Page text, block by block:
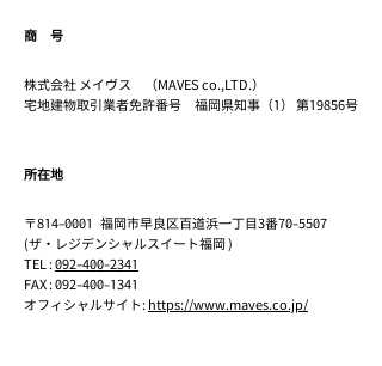
商 号
株式会社 メイヴス （MAVES co.,LTD.）
宅地建物取引業者免許番号 福岡県知事（1） 第19856号
所在地
〒814-0001 福岡市早良区百道浜一丁目3番70-5507
(ザ・レジデンシャルスイート福岡 )
TEL :092-400-2341
FAX :092-400-1341
オフィシャルサイト:https://www.maves.co.jp/